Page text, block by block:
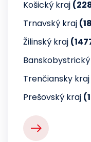
Košický kraj
Trnavský kraj
Žilinský kraj
Banskobystrický
Trenčiansky kraj
Prešovský kraj